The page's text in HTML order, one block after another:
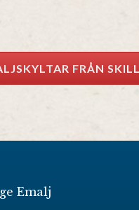
FRÅN
Emalj